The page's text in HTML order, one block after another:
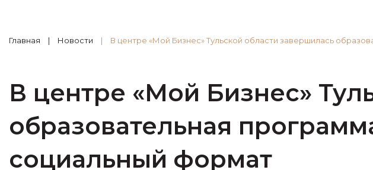
Главная Новости В центре «Мой Бизнес» Тульской области завершилась
В центре «Мой Бизнес»
образовательная
социальный формат